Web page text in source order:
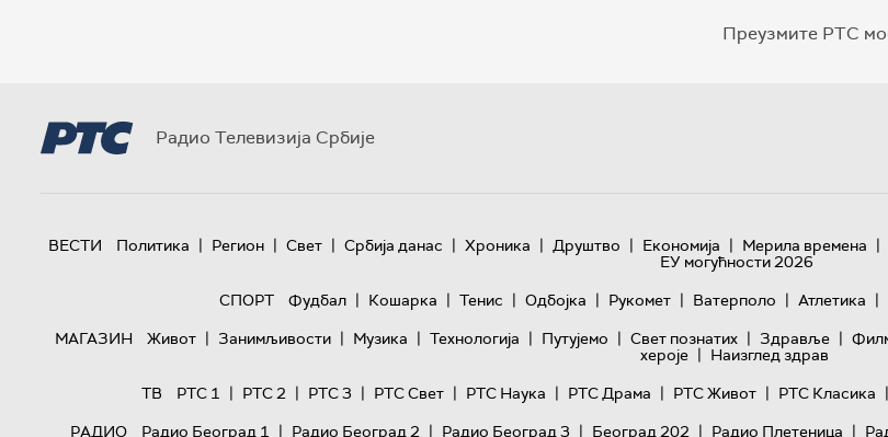
Преузмите РТС
Радио Телевизија Србије
ВЕСТИ Политика | Регион | Свет | Србија данас | Хроника | Друштво | Економија | Мерила времена |
ЕУ могућности 2026
СПОРТ
Фудбал | Кошарка | Тенис | Одбојка | Рукомет | Ватерполо | Атлетика |
МАГАЗИН
Живот | Занимљивости | Музика | Технологијa | Путујемо | Свет познатих | Здравље |
хероје | Наизглед здрав
ТВ
РТС 1 | РТС 2 | РТС 3 | РТС Свет | РТС Наука | РТС Драма | РТС Живот | РТС Класика |
РАДИО
Радио Београд 1 | Радио Београд 2 | Радио Београд 3 | Београд 202 | Радио Плетеница |